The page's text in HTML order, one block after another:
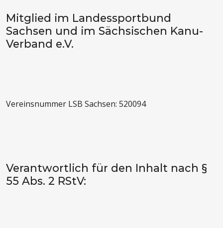
Mitglied im Landessportbund
Sachsen und im Sächsischen Kanu-
Verband e.V.
Vereinsnummer LSB Sachsen: 520094
Verantwortlich für den Inhalt nach §
55 Abs. 2 RStV: